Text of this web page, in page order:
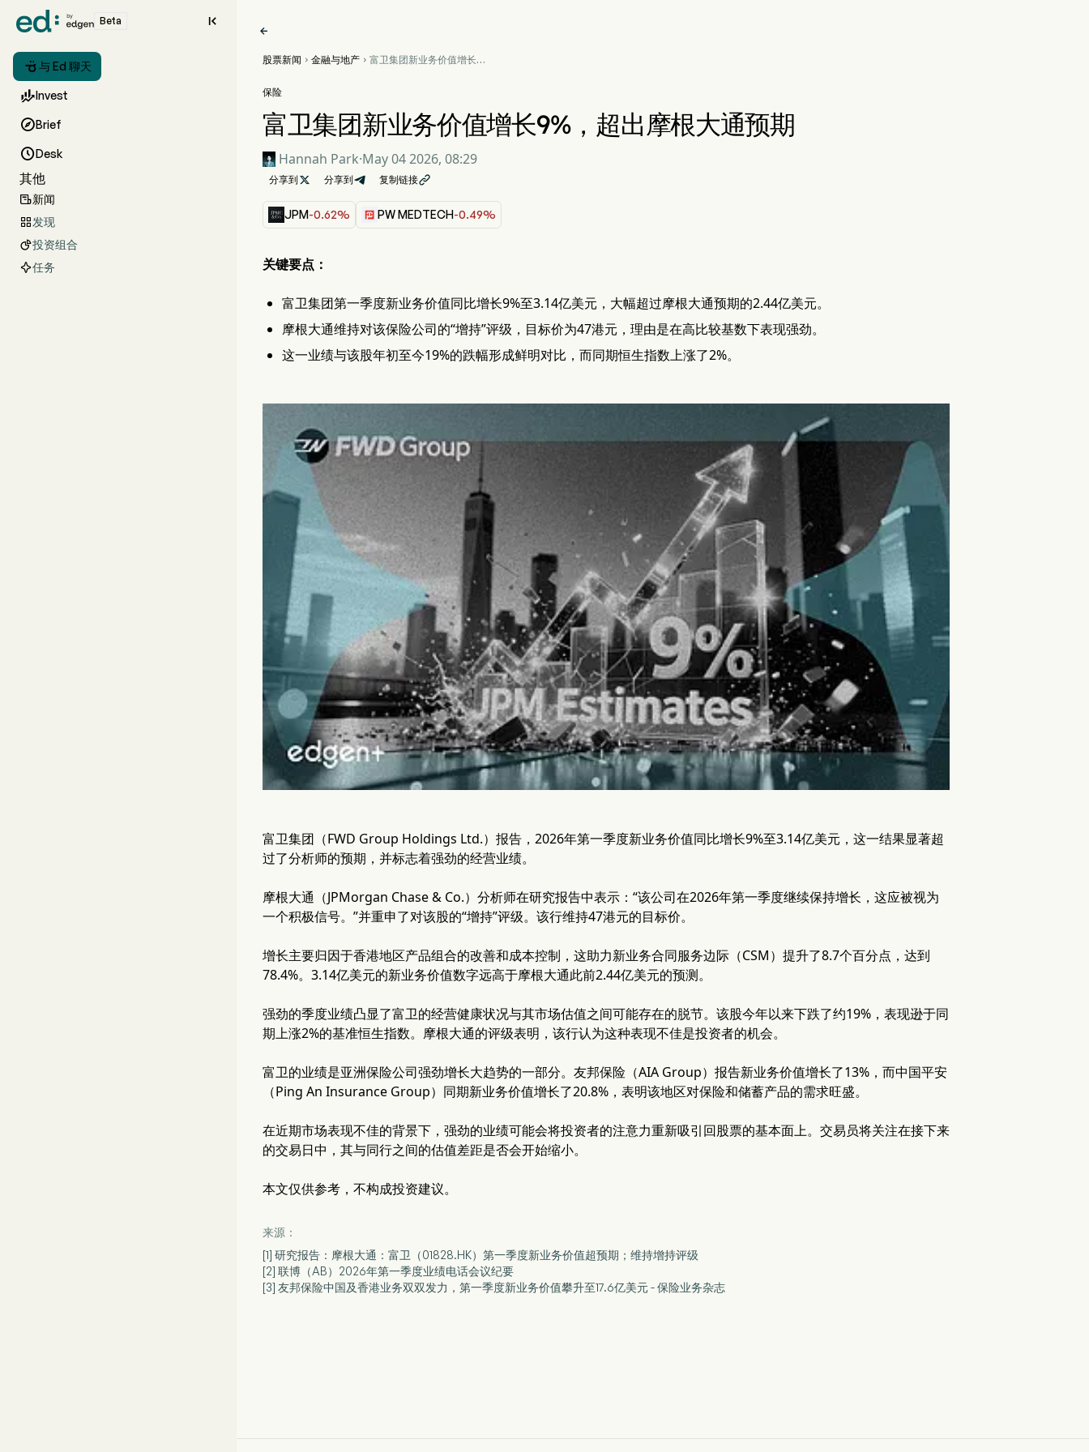
Beta 
 与 Ed 聊天
Invest
Brief
Desk
其他
新闻
发现
投资组合
任务

股票新闻  金融与地产  富卫集团新业务价值增长
保险
富卫集团新业务价值增长9%，超出摩根大通预期
Hannah Park·May 04 2026, 08:29
分享到  分享到 复制链接
JPM-0.62% PW MEDTECH-0.49%
关键要点：
富卫集团第一季度新业务价值同比增长9%至3.14亿美元，大幅超过摩根大通预期的2.44亿美元。
摩根大通维持对该保险公司的“增持”评级，目标价为47港元，理由是在高比较基数下表现强劲。
这一业绩与该股年初至今19%的跌幅形成鲜明对比，而同期恒生指数上涨了2%。
富卫集团（FWD Group Holdings Ltd.）报告，2026年第一季度新业务价值同比增长9%至3.14亿美元，这一结果显著超
过了分析师的预期，并标志着强劲的经营业绩。
摩根大通（JPMorgan Chase & Co.）分析师在研究报告中表示：“该公司在2026年第一季度继续保持增长，这应被视为
一个积极信号。”并重申了对该股的“增持”评级。该行维持47港元的目标价。
增长主要归因于香港地区产品组合的改善和成本控制，这助力新业务合同服务边际（CSM）提升了8.7个百分点，达到
78.4%。3.14亿美元的新业务价值数字远高于摩根大通此前2.44亿美元的预测。
强劲的季度业绩凸显了富卫的经营健康状况与其市场估值之间可能存在的脱节。该股今年以来下跌了约19%，表现逊于同
期上涨2%的基准恒生指数。摩根大通的评级表明，该行认为这种表现不佳是投资者的机会。
富卫的业绩是亚洲保险公司强劲增长大趋势的一部分。友邦保险（AIA Group）报告新业务价值增长了13%，而中国平安
（Ping An Insurance Group）同期新业务价值增长了20.8%，表明该地区对保险和储蓄产品的需求旺盛。
在近期市场表现不佳的背景下，强劲的业绩可能会将投资者的注意力重新吸引回股票的基本面上。交易员将关注在接下来
的交易日中，其与同行之间的估值差距是否会开始缩小。
本文仅供参考，不构成投资建议。
来源：
[1] 研究报告：摩根大通：富卫（01828.HK）第一季度新业务价值超预期；维持增持评级
[2] 联博（AB）2026年第一季度业绩电话会议纪要
[3] 友邦保险中国及香港业务双双发力，第一季度新业务价值攀升至17.6亿美元 - 保险业务杂志